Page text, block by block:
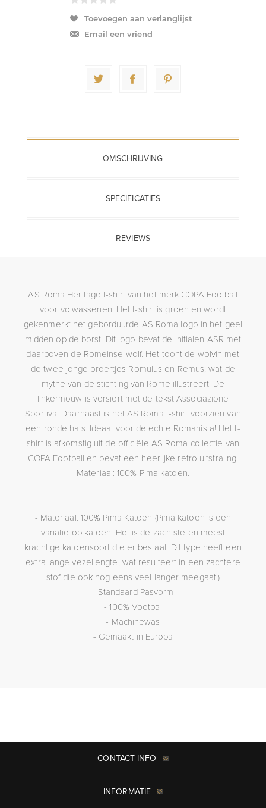
Toevoegen aan verlanglijst
Email een vriend
OMSCHRIJVING
SPECIFICATIES
REVIEWS
AS Roma Heritage t-shirt van het merk COPA Football
voor volwassenen. Het t-shirt is groen en wordt
gekenmerkt het geborduurde AS Roma logo in het geel
midden op de borst. Dit logo bevat de initialen ASR met
daarboven de Romeinse wolf. Het toont de wolvin met
de twee jonge broertjes Romulus en Remus, wat de
mythe van de stichting van Rome illustreert. De
linkermouw is versiert met de tekst Associazione
Sportiva. Daarnaast is het AS Roma t-shirt voorzien van
een ronde hals. Ideaal voor de echte Romanista! Het t-
shirt is afkomstig uit de officiële AS Roma collectie van
COPA Football en bevat een heerlijke retro uitstraling.
Materiaal: 100% Pima katoen.
- Materiaal: 100% Pima Katoen (Pima katoen is een
variatie op katoen. Het is de zachtste en meest
krachtige katoensoort die er bestaat. Dit type heeft een
extra lange vezellengte, wat resulteert in een zachtere
stof die ook nog eens veel langer meegaat.)
- Standaard Pasvorm
- 100% Voetbal
- Machinewas
- Gemaakt in Europa
CONTACT INFO
INFORMATIE